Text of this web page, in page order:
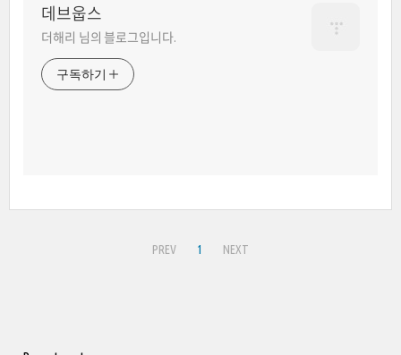
데브웁스
더해리 님의 블로그입니다.
구독하기
PREV 1 NEXT